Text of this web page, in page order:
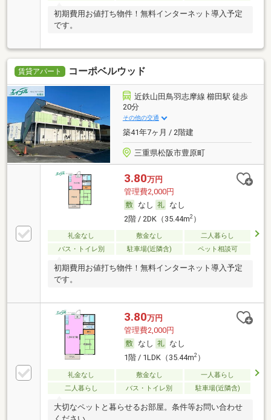
初期費用お値打ち物件！無料インターネット導入予定
です。
賃貸アパート コーポベルウッド
近鉄山田鳥羽志摩線 櫛田駅 徒歩
20分
その他の交通
築41年7ヶ月 / 2階建
三重県松阪市豊原町
3.80万円
管理費2,000円
なし
なし
2階 / 2DK（35.44m2）
礼金なし 敷金なし
二人暮らし
バス・トイレ別
駐車場(近隣含) ペット相談可
初期費用お値打ち物件！無料インターネット導入予定
です。
3.80万円
管理費2,000円
なし
なし
1階 / 1LDK（35.44m2）
礼金なし 敷金なし
一人暮らし
二人暮らし
バス・トイレ別 駐車場(近隣含)
大切なペットと暮らせるお部屋。条件等お問い合わせ